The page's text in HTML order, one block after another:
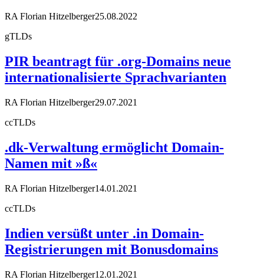
RA Florian Hitzelberger25.08.2022
gTLDs
PIR beantragt für .org-Domains neue
internationalisierte Sprachvarianten
RA Florian Hitzelberger29.07.2021
ccTLDs
.dk-Verwaltung ermöglicht Domain-
Namen mit »ß«
RA Florian Hitzelberger14.01.2021
ccTLDs
Indien versüßt unter .in Domain-
Registrierungen mit Bonusdomains
RA Florian Hitzelberger12.01.2021